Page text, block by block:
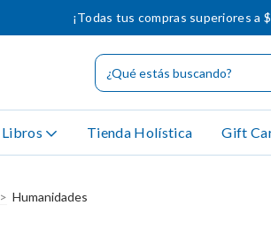
¡Todas tus compras superiores
Libros Tienda Holística Gift
> Humanidades